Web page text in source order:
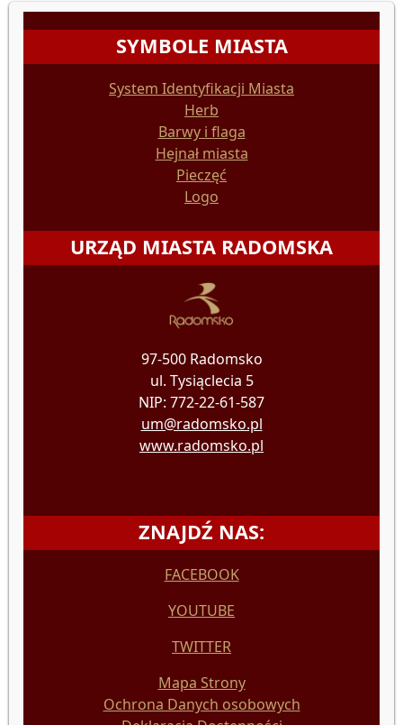
SYMBOLE MIASTA
System Identyfikacji Miasta
Herb
Barwy i flaga
Hejnał miasta
Pieczęć
Logo
URZĄD MIASTA RADOMSKA
97-500 Radomsko
ul. Tysiąclecia 5
NIP: 772-22-61-587
um@radomsko.pl
www.radomsko.pl
ZNAJDŹ NAS:
FACEBOOK
YOUTUBE
TWITTER
Mapa Strony
Ochrona Danych osobowych